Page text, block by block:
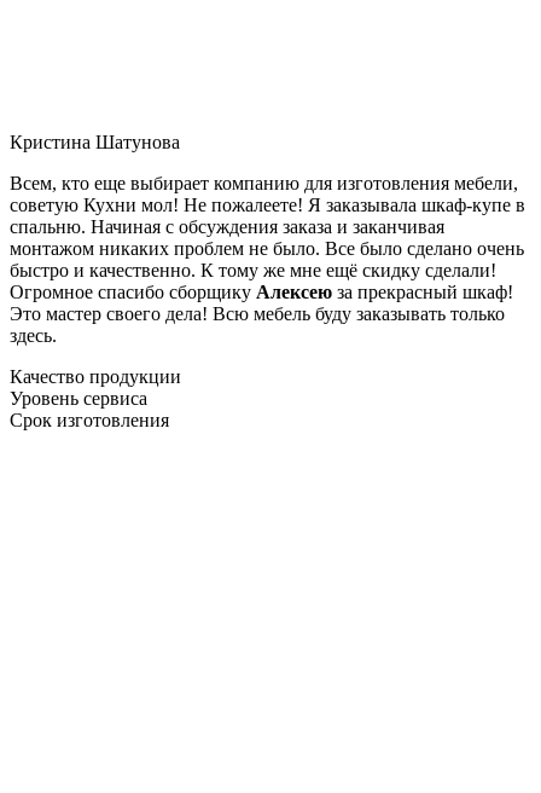
Кристина Шатунова
Всем, кто еще выбирает компанию для изготовления мебели,
советую Кухни мол! Не пожалеете! Я заказывала шкаф-купе в
спальню. Начиная с обсуждения заказа и заканчивая
монтажом никаких проблем не было. Все было сделано очень
быстро и качественно. К тому же мне ещё скидку сделали!
Огромное спасибо сборщику Алексею за прекрасный шкаф!
Это мастер своего дела! Всю мебель буду заказывать только
здесь.
Качество продукции
Уровень сервиса
Срок изготовления